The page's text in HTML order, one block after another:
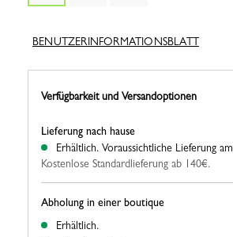
BENUTZERINFORMATIONSBLATT
Verfügbarkeit und Versandoptionen
Abholung in einer boutique
Erhältlich.
Lieferung nach hause
Erhältlich. Voraussichtliche Lieferung am
Kostenlose Standardlieferung ab 140€.